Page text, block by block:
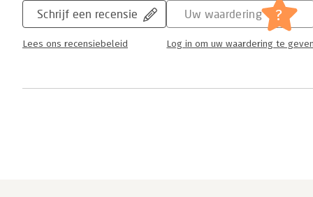
Schrijf een recensie
Lees ons recensiebeleid
Uw waardering ?
Log in om uw waardering te